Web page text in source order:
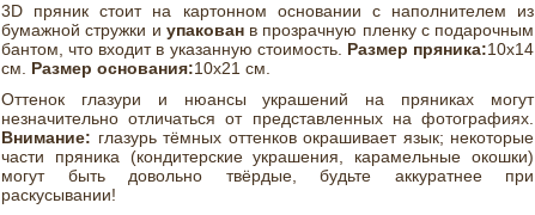
3D пряник стоит на картонном основании с наполнителем из
бумажной стружки и упакованв прозрачную пленку с подарочным
бантом, что входит в указанную стоимость. Размер пряника:10х14
см. Размер основания:10х21 см.
Оттенок глазури и нюансы украшений на пряниках могут
незначительно отличаться от представленных на фотографиях.
Внимание: глазурь тёмных оттенков окрашивает язык; некоторые
части пряника (кондитерские украшения, карамельные окошки)
могут быть довольно твёрдые, будьте аккуратнее при
раскусывании!